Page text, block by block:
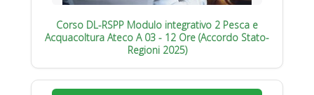
Corso DL-RSPP Modulo integrativo 2 Pesca e
Acquacoltura Ateco A 03 - 12 Ore (Accordo Stato-
Regioni 2025)